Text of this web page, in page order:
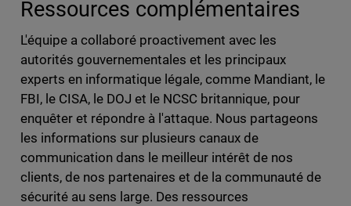
Ressources complémentaires
L'équipe a collaboré proactivement avec les
autorités gouvernementales et les principaux
experts en informatique légale, comme Mandiant, le
FBI, le CISA, le DOJ et le NCSC britannique, pour
enquêter et répondre à l'attaque. Nous partageons
les informations sur plusieurs canaux de
communication dans le meilleur intérêt de nos
clients, de nos partenaires et de la communauté de
sécurité au sens large. Des ressources